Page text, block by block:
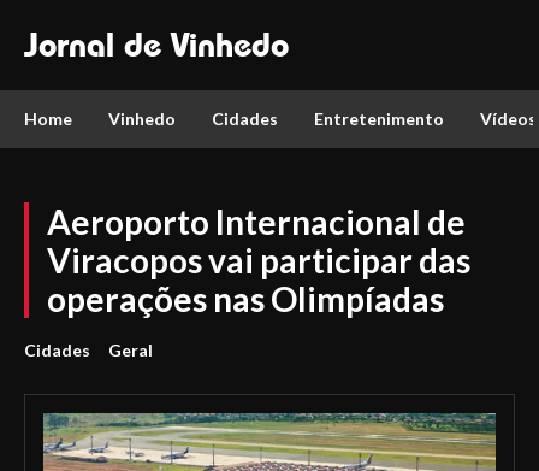
Jornal de Vinhedo
Home Vinhedo Cidades Entretenimento Vídeos
Aeroporto Internacional de
Viracopos vai participar das
operações nas Olimpíadas
Cidades Geral